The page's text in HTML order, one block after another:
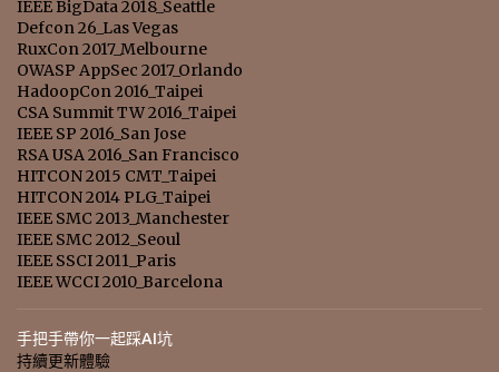
IEEE BigData 2018_Seattle
Defcon 26_Las Vegas
RuxCon 2017_Melbourne
OWASP AppSec 2017_Orlando
HadoopCon 2016_Taipei
CSA Summit TW 2016_Taipei
IEEE SP 2016_San Jose
RSA USA 2016_San Francisco
HITCON 2015 CMT_Taipei
HITCON 2014 PLG_Taipei
IEEE SMC 2013_Manchester
IEEE SMC 2012_Seoul
IEEE SSCI 2011_Paris
IEEE WCCI 2010_Barcelona
手把手帶你一起踩AI坑
持續更新體驗